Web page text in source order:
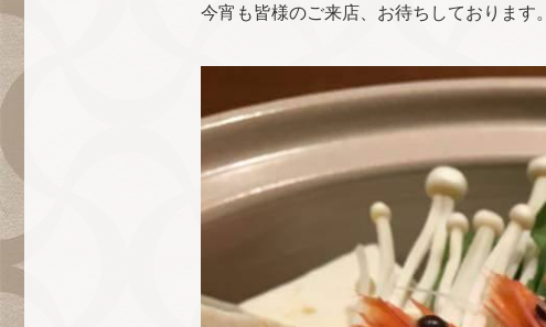
今宵も皆様のご来店、お待ちしております。